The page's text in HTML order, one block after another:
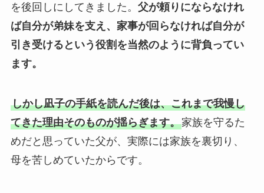
を後回しにしてきました。 父が頼りにならなけれ
ば自分が弟妹を支え、家事が回らなければ自分が
引き受けるという役割を当然のように背負ってい
ます。
しかし凪子の手紙を読んだ後は、これまで我慢し
てきた理由そのものが揺らぎます。家族を守るた
めだと思っていた父が、実際には家族を裏切り、
母を苦しめていたからです。